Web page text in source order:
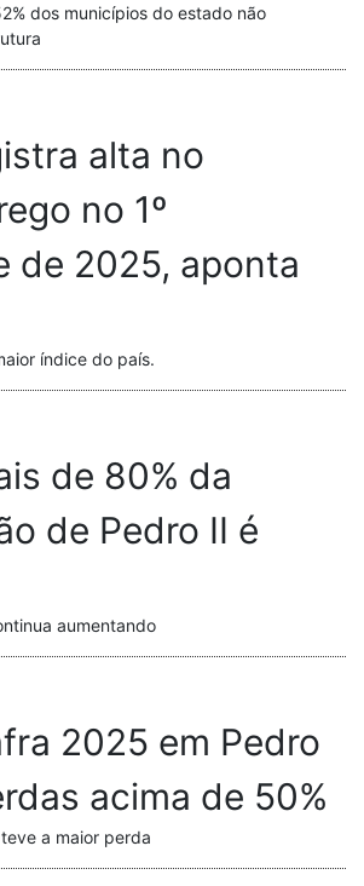
dos municípios do estado não
alta no
no 1º
de 2025, aponta
índice do país.
de 80% da
de Pedro II é
aumentando
2025 em Pedro
acima de 50%
a maior perda